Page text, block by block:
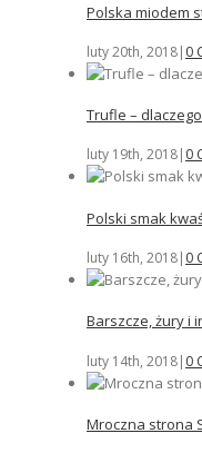
Polska miodem
luty 20th, 2018| 0
Trufle –
luty 19th, 2018| 0
Polski smak
luty 16th, 2018| 0
Barszcze, żury i
luty 14th, 2018| 0
Mroczna strona